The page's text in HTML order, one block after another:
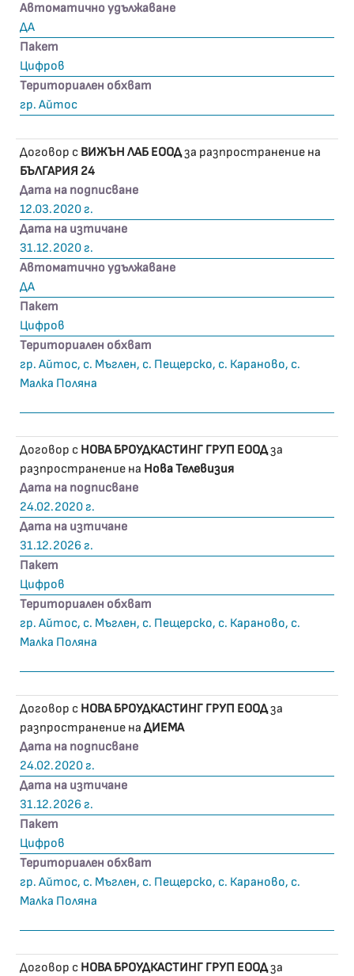
Автоматично удължаване
ДА
Пакет
Цифров
Териториален обхват
гр. Айтос
Договор с ВИЖЪН ЛАБ ЕООДза разпространение на
БЪЛГАРИЯ 24
Дата на подписване
12.03.2020 г.
Дата на изтичане
31.12.2020 г.
Автоматично удължаване
ДА
Пакет
Цифров
Териториален обхват
гр. Айтос, с. Мъглен, с. Пещерско, с. Караново, с.
Малка Поляна
Договор с НОВА БРОУДКАСТИНГ ГРУП ЕООДза
разпространение на Нова Телевизия
Дата на подписване
24.02.2020 г.
Дата на изтичане
31.12.2026 г.
Пакет
Цифров
Териториален обхват
гр. Айтос, с. Мъглен, с. Пещерско, с. Караново, с.
Малка Поляна
Договор с НОВА БРОУДКАСТИНГ ГРУП ЕООДза
разпространение на ДИЕМА
Дата на подписване
24.02.2020 г.
Дата на изтичане
31.12.2026 г.
Пакет
Цифров
Териториален обхват
гр. Айтос, с. Мъглен, с. Пещерско, с. Караново, с.
Малка Поляна
Договор с НОВА БРОУДКАСТИНГ ГРУП ЕООДза